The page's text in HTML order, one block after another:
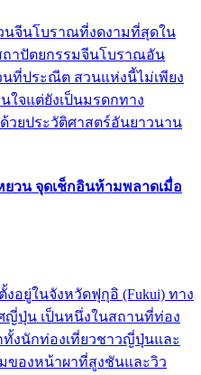
นจีนโบราณที่งดงามที่สุดใน
ถาปัตยกรรมจีนโบราณอัน
ที่ประณีต สวนแห่งนี้ไม่เพียง
จแต่ยังเป็นมรดกทาง
ยประวัติศาสตร์อันยาวนาน
ยวน จุดเช็กอินห้ามพลาดเมื่อ
งอยู่ในจังหวัดฟุกุอิ (Fukui) ทาง
ญี่ปุ่น เป็นหนึ่งในสถานที่ท่อง
งนักท่องเที่ยวชาวญี่ปุ่นและ
ของหน้าผาที่สูงชันและวิว